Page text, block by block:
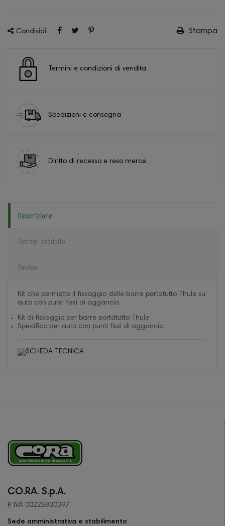
Condividi: Stampa
Termini e condizioni di vendita
Spedizioni e consegna
Diritto di recesso e reso merce
Descrizione
Dettagli prodotto
Review
Kit che permette il fissaggio delle barre portatutto Thule su
auto con punti fissi di aggancio.
Kit di fissaggio per barre portatutto Thule
Specifico per auto con punti fissi di aggancio
CO.RA. S.p.A.
P. IVA 00225830397
Sede amministrativa e stabilimento